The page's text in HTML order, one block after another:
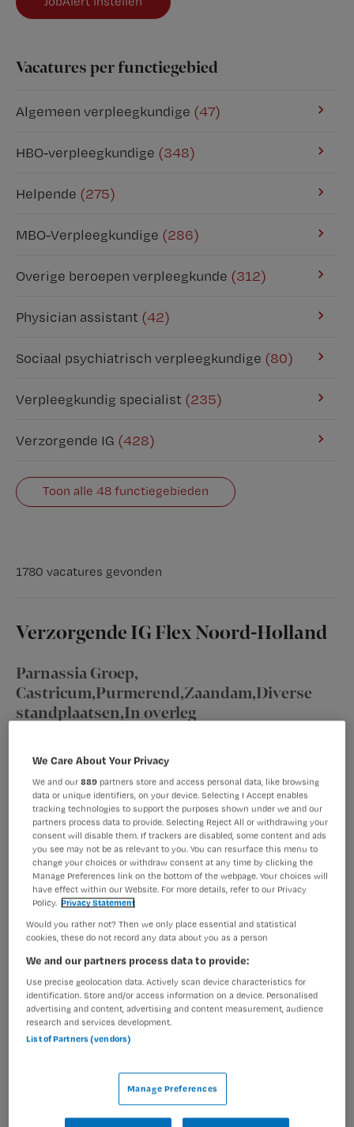
Vacatures per functiegebied
Algemeen verpleegkundige (47)
HBO-verpleegkundige (348)
Helpende (275)
MBO-Verpleegkundige (286)
Overige beroepen verpleegkunde (312)
Physician assistant (42)
Sociaal psychiatrisch verpleegkundige (80)
Verpleegkundig specialist (235)
Verzorgende IG (428)
Toon alle 48 functiegebieden
1780 vacatures gevonden
Verzorgende IG Flex Noord-Holland
Parnassia Groep,
Castricum,Purmerend,Zaandam,Diverse
standplaatsen,In overleg
Parttime
Tijdelijk dienstverband
Flexbureau Noord-Holland zoekt verzorgende-IG
collega's om het team te versterken. Hou jij van
afwisseling en wil je je kennis en ervaring inzetten op
verschillende locaties? Werk je graag samen met
cliënten om hun doelen te bereiken en wil je jezelf
blijven ontwikkelen om het...
Bekijk vacature Bewaren 11-06-2026
Verpleegkundig specialist
Parnassia Groep,Rotterdam
We Care About Your Privacy
We and our889 partners store and access personal data, like browsing
data or unique identifiers, on your device. Selecting I Accept enables
tracking technologies to support the purposes shown under we and our
partners process data to provide. Selecting Reject All or withdrawing your
consent will disable them. If trackers are disabled, some content and ads
you see may not be as relevant to you. You can resurface this menu to
change your choices or withdraw consent at any time by clicking the
Manage Preferences link on the bottom of the webpage. Your choices will
have effect within our Website. For more details, refer to our Privacy
Policy. Privacy Statement
Would you rather not? Then we only place essential and statistical
cookies, these do not record any data about you as a person
We and our partners process data to provide:
Use precise geolocation data. Actively scan device characteristics for
identification. Store and/or access information on a device. Personalised
advertising and content, advertising and content measurement, audience
research and services development.
List of Partners (vendors)
Manage Preferences